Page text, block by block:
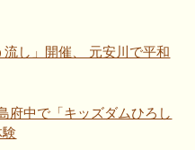
し」開催、 元安川で平和
府中で「キッズダムひろし